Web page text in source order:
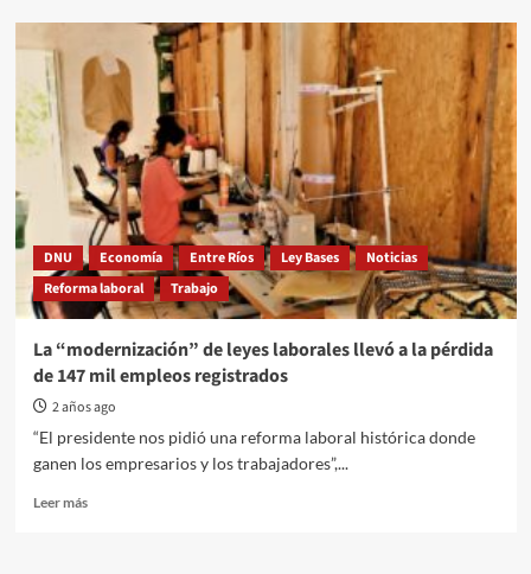
Semana
paro
universitario:
docentes
y
no
docentes
en
lucha
por
salarios
dignos
justo
DNU Economía Entre Ríos Ley Bases
Noticias
Reforma laboral
Trabajo
La “modernización” de leyes laborales llevó a la pérdida
de 147 mil empleos registrados
2 años ago
“El presidente nos pidió una reforma laboral histórica donde
ganen los empresarios y los trabajadores”,...
Leer másRead